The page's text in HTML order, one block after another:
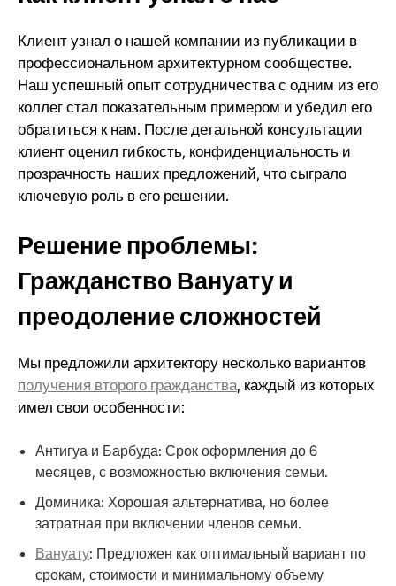
Клиент узнал о нашей компании из публикации в
профессиональном архитектурном сообществе.
Наш успешный опыт сотрудничества с одним из его
коллег стал показательным примером и убедил его
обратиться к нам. После детальной консультации
клиент оценил гибкость, конфиденциальность и
прозрачность наших предложений, что сыграло
ключевую роль в его решении.
Решение проблемы:
Гражданство Вануату и
преодоление сложностей
Мы предложили архитектору несколько вариантов
получения второго гражданства, каждый из которых
имел свои особенности:
Антигуа и Барбуда: Срок оформления до 6
месяцев, с возможностью включения семьи.
Доминика: Хорошая альтернатива, но более
затратная при включении членов семьи.
Вануату: Предложен как оптимальный вариант по
срокам, стоимости и минимальному объему